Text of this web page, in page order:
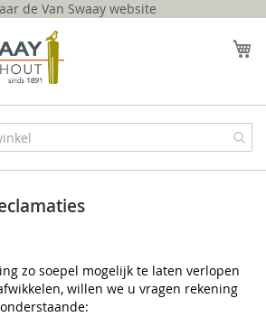
de Van Swaay website
zo soepel mogelijk te laten verlopen
willen we u vragen rekening